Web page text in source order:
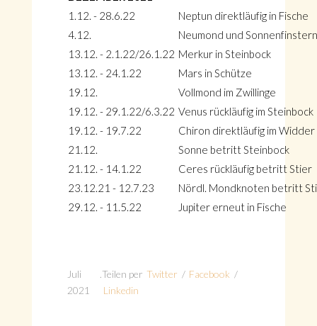
1.12. - 28.6.22
Neptun direktläufig in Fische
4.12.
Neumond und
13.12. - 2.1.22/26.1.22 Merkur in Steinbock
13.12. - 24.1.22
Mars in Schütze
19.12.
Vollmond im Zwillinge
19.12. - 29.1.22/6.3.22 Venus rückläufig im Steinbock
19.12. - 19.7.22
Chiron direktläufig im Widder
21.12.
Sonne betritt Steinbock
21.12. - 14.1.22
Ceres rückläufig betritt Stier
23.12.21 - 12.7.23
Nördl. Mondknoten betritt
29.12. - 11.5.22
Jupiter erneut in Fische
Juli
2021
Teilen per Twitter / Facebook /
Linkedin